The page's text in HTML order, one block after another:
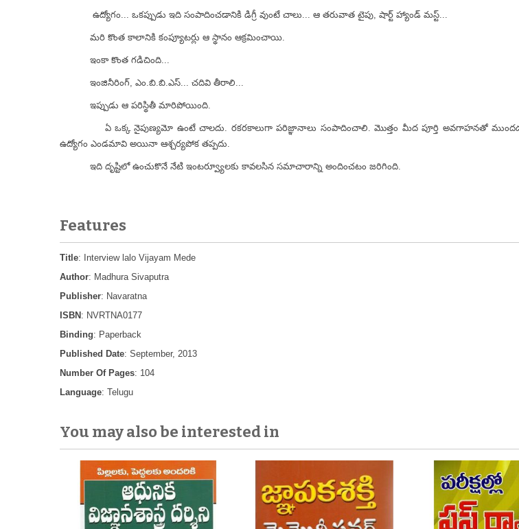
ఉద్యోగం... ఒకప్పుడు ఇది సంపాదించడానికి డిగ్రీ వుంటే చాలు... ఆ తరువాత టైపు, షార్ట్ హ్యాండ్ మస్ట్...
మరి కొంత కాలానికి కంప్యూటర్లు ఆ స్థానం ఆక్రమించాయి.
ఇంకా కొంత గడిచింది...
ఇంజినీరింగ్, ఎం.బి.బి.ఎస్... చదివి తీరాలి...
ఇప్పుడు ఆ పరిస్థితీ మారిపోయింది.
ఏ ఒక్క నైపుణ్యమో ఉంటే చాలదు. రకరకాలుగా పరిజ్ఞానాలు సంపాదించాలి. మొత్తం మీద పూర్తి అవగాహనతో
ఉద్యోగం ఎండమావి అయినా ఆశ్చర్యపోక తప్పదు.
ఇది దృష్టిలో ఉంచుకొనే నేటి ఇంటర్వ్యూలకు కావలసిన సమాచారాన్ని అందించటం జరిగింది.
Features
Title: Interview lalo Vijayam Mede
Author: Madhura Sivaputra
Publisher: Navaratna
ISBN : NVRTNA0177
Binding: Paperback
Published Date: September, 2013
Number Of Pages: 104
Language: Telugu
You may also be interested in